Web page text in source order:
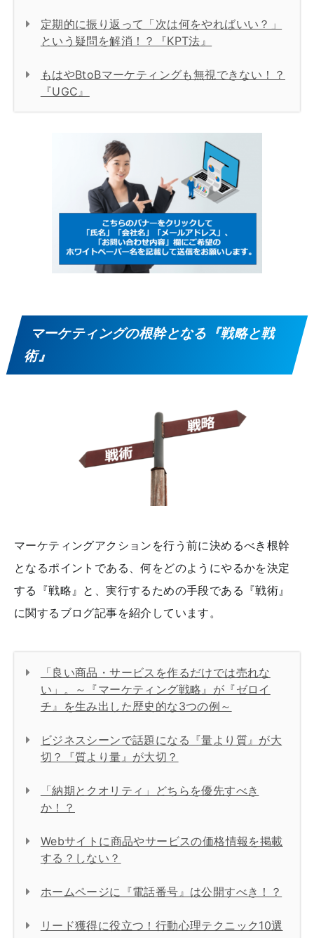
定期的に振り返って「次は何をやればいい？」
という疑問を解消！？『KPT法』
もはやBtoBマーケティングも無視できない！？
『UGC』
マーケティングの根幹となる『戦略と戦
術』
マーケティングアクションを行う前に決めるべき根幹
となるポイントである、何をどのようにやるかを決定
する『戦略』と、実行するための手段である『戦術』
に関するブログ記事を紹介しています。
「良い商品・サービスを作るだけでは売れな
い」。～『マーケティング戦略』が『ゼロイ
チ』を生み出した歴史的な3つの例～
ビジネスシーンで話題になる『量より質』が大
切？『質より量』が大切？
「納期とクオリティ」どちらを優先すべき
か！？
Webサイトに商品やサービスの価格情報を掲載
する？しない？
ホームページに『電話番号』は公開すべき！？
リード獲得に役立つ！行動心理テクニック10選